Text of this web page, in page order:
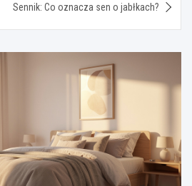
Sennik: Co oznacza sen o jabłkach?